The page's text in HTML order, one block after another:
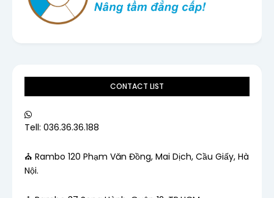
CONTACT LIST
Tell: 036.36.36.188
⛪ Rambo 120 Phạm Văn Đồng, Mai Dịch, Cầu Giấy, Hà
Nội.